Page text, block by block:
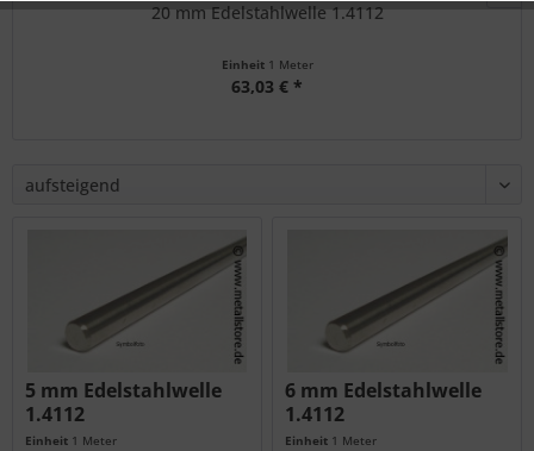
20 mm Edelstahlwelle 1.4112
Einheit 1 Meter
63,03 € *
5 mm Edelstahlwelle
1.4112
Einheit 1 Meter
6 mm Edelstahlwelle
1.4112
Einheit 1 Meter